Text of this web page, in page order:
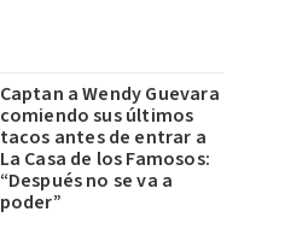
Captan a Wendy Guevara
comiendo sus últimos
tacos antes de entrar a
La Casa de los Famosos:
“Después no se va a
poder”